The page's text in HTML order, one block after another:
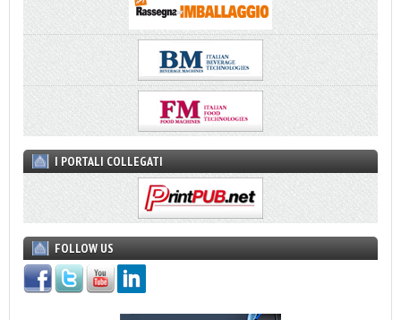
I PORTALI COLLEGATI
FOLLOW US